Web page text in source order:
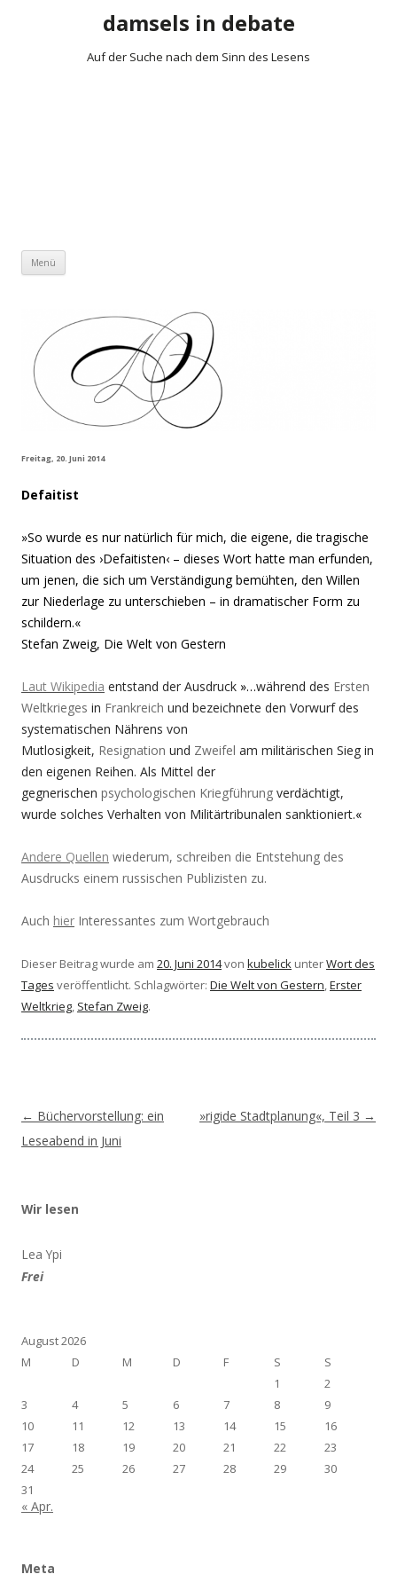
damsels in debate
Auf der Suche nach dem Sinn des Lesens
Menü
Freitag, 20. Juni 2014
Defaitist
»So wurde es nur natürlich für mich, die eigene, die tragische
Situation des ›Defaitisten‹ – dieses Wort hatte man erfunden,
um jenen, die sich um Verständigung bemühten, den Willen
zur Niederlage zu unterschieben – in dramatischer Form zu
schildern.«
Stefan Zweig, Die Welt von Gestern
Laut Wikipedia entstand der Ausdruck »…während des Ersten
Weltkrieges in Frankreich und bezeichnete den Vorwurf des
systematischen Nährens von
Mutlosigkeit, Resignation und Zweifel am militärischen Sieg in
den eigenen Reihen. Als Mittel der
gegnerischen psychologischen Kriegführung verdächtigt,
wurde solches Verhalten von Militärtribunalen sanktioniert.«
Andere Quellen wiederum, schreiben die Entstehung des
Ausdrucks einem russischen Publizisten zu.
Auch hier Interessantes zum Wortgebrauch
Dieser Beitrag wurde am 20. Juni 2014von kubelick unterWort des
Tages veröffentlicht. Schlagwörter: Die Welt von Gestern,Erster
Weltkrieg, Stefan Zweig.
Beitragsnavigation
← Büchervorstellung: ein
Leseabend in Juni
»rigide Stadtplanung«, Teil 3 →
Wir lesen
Lea Ypi
Frei
August 2026
M
D M D F S
S
1
2
3
4 5 6 7 8
9
10
11 12 13 14 15
16
17
18 19 20 21 22
23
24
25 26 27 28 29
30
31
« Apr.
Meta